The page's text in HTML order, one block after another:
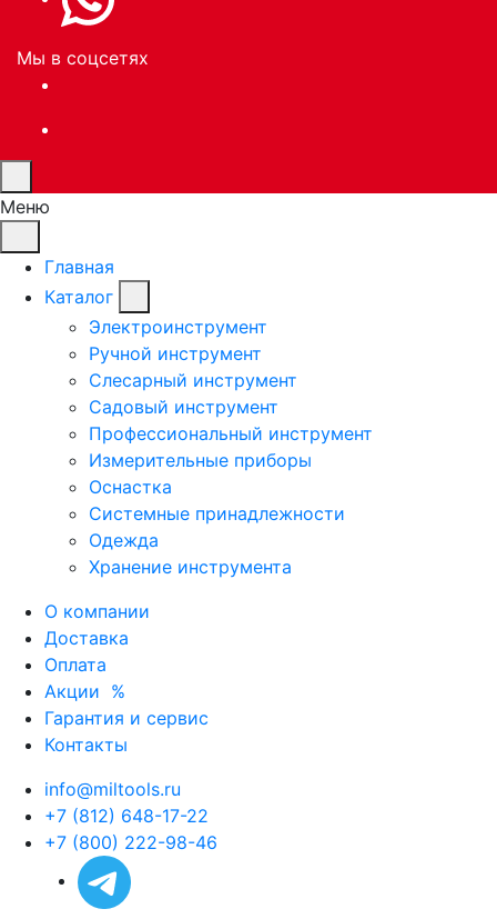
Мы в соцсетях
Меню
Главная
Каталог
Электроинструмент
Ручной инструмент
Слесарный инструмент
Садовый инструмент
Профессиональный инструмент
Измерительные приборы
Оснастка
Системные принадлежности
Одежда
Хранение инструмента
О компании
Доставка
Оплата
Акции %
Гарантия и сервис
Контакты
info@miltools.ru
+7 (812) 648-17-22
+7 (800) 222-98-46